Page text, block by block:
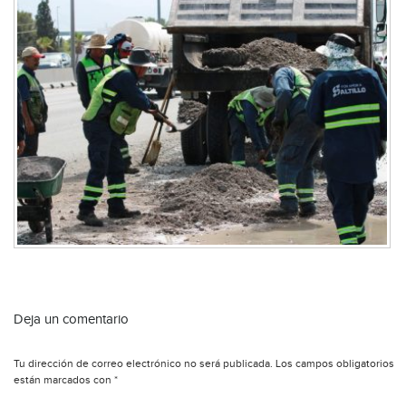
Deja un comentario
Tu dirección de correo electrónico no será publicada. Los campos obligatorios
están marcados con *